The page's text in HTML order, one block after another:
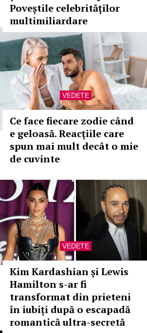
Poveștile celebrităților
multimiliardare
VEDETE
Ce face fiecare zodie când
e geloasă. Reacțiile care
spun mai mult decât o mie
de cuvinte
VEDETE
Kim Kardashian și Lewis
Hamilton s-ar fi
transformat din prieteni
în iubiți după o escapadă
romantică ultra-secretă